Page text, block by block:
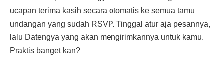
ucapan terima kasih secara otomatis ke semua tamu
undangan yang sudah RSVP. Tinggal atur aja pesannya,
lalu Datengya yang akan mengirimkannya untuk kamu.
Praktis banget kan?